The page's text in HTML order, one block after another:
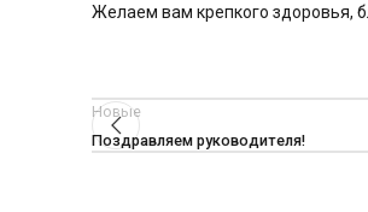
Желаем вам крепкого здоровья,
Новые
Поздравляем руководителя!